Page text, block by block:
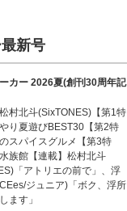
新号
カー 2026夏(創刊30周年記
松村北斗(SixTONES)【第1特
り夏遊びBEST30【第2特
スパイスグルメ【第3特
族館【連載】松村北斗
「アトリエの前で」、浮
ジュニア)「ボク、浮所
ます」